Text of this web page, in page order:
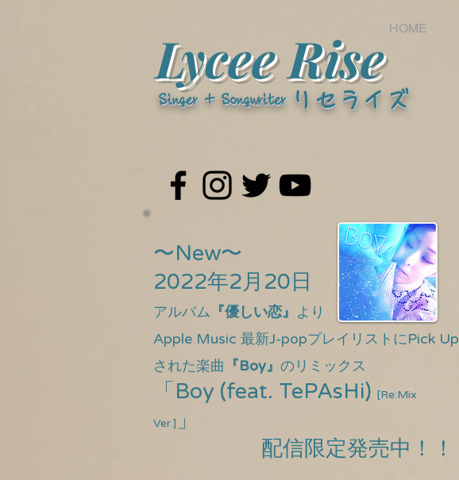
Lycee Rise HOME
リセライズ
Singer + Songwriter​
〜New〜
2022年2月20日
アルバム 『優しい恋』 より
Apple Music 最新J-popプレイリストにPick Up
された楽曲 『Boy』 のリミックス
「Boy (feat. TePAsHi) [Re:Mix
Ver.]
」
配信限定発売中 ！！